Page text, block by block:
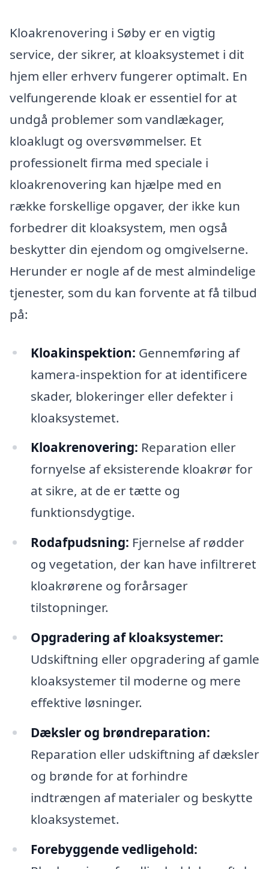
Kloakrenovering i Søby er en vigtig
service, der sikrer, at kloaksystemet i dit
hjem eller erhverv fungerer optimalt. En
velfungerende kloak er essentiel for at
undgå problemer som vandlækager,
kloaklugt og oversvømmelser. Et
professionelt firma med speciale i
kloakrenovering kan hjælpe med en
række forskellige opgaver, der ikke kun
forbedrer dit kloaksystem, men også
beskytter din ejendom og omgivelserne.
Herunder er nogle af de mest almindelige
tjenester, som du kan forvente at få tilbud
på:
Kloakinspektion: Gennemføring af
kamera-inspektion for at identificere
skader, blokeringer eller defekter i
kloaksystemet.
Kloakrenovering: Reparation eller
fornyelse af eksisterende kloakrør for
at sikre, at de er tætte og
funktionsdygtige.
Rodafpudsning: Fjernelse af rødder
og vegetation, der kan have infiltreret
kloakrørene og forårsager
tilstopninger.
Opgradering af kloaksystemer:
Udskiftning eller opgradering af gamle
kloaksystemer til moderne og mere
effektive løsninger.
Dæksler og brøndreparation:
Reparation eller udskiftning af dæksler
og brønde for at forhindre
indtrængen af materialer og beskytte
kloaksystemet.
Forebyggende vedligehold: